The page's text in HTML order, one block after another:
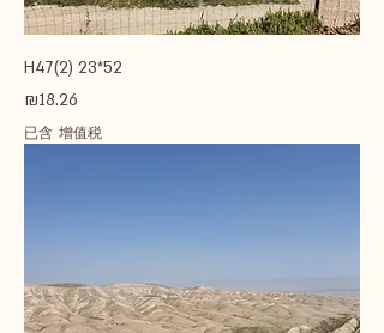
H47(2) 23*52
價格
₪18.26
已含 增值税